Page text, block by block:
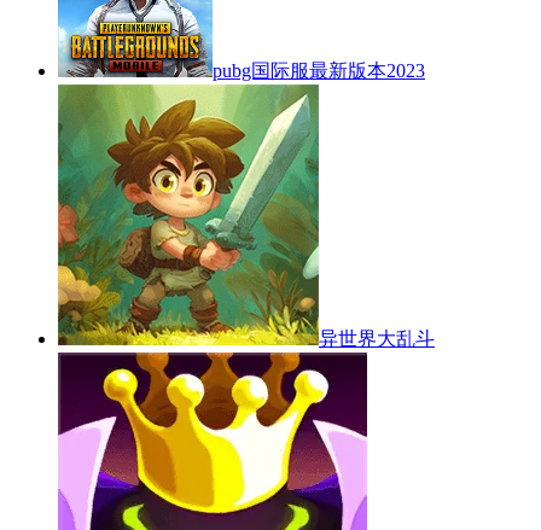
pubg国际服最新版本2023
异世界大乱斗